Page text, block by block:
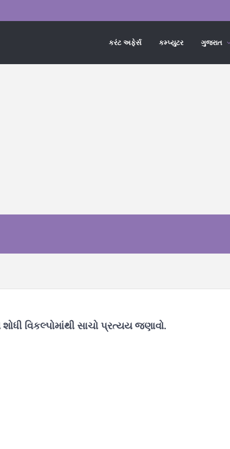
કરંટ અફેર્સ કમ્પ્યુટર ગુજરાત
વિકલ્પોમાંથી સાચો પ્રત્યય જણાવો.